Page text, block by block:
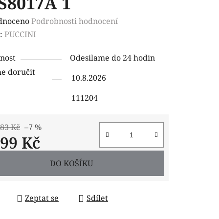
Podrobnosti hodnocení
PUCCINI
Odesilame do 24 hodin
doručit
10.8.2026
111204
Kč –7 %
Kč
DO KOŠÍKU
Zeptat se Sdílet